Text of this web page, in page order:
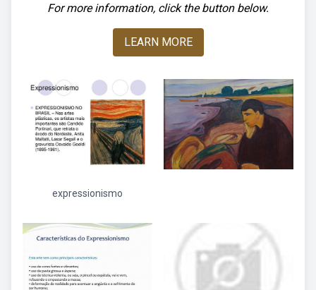
For more information, click the button below.
LEARN MORE
expressionismo